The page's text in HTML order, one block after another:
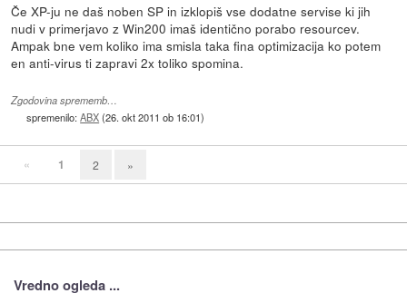
Če XP-ju ne daš noben SP in izklopiš vse dodatne servise ki jih
nudi v primerjavo z Win200 imaš identično porabo resourcev.
Ampak bne vem koliko ima smisla taka fina optimizacija ko potem
en anti-virus ti zapravi 2x toliko spomina.
Zgodovina sprememb…
spremenilo:ABX(26. okt 2011 ob 16:01)
« 1 2 »
Vredno ogleda ...